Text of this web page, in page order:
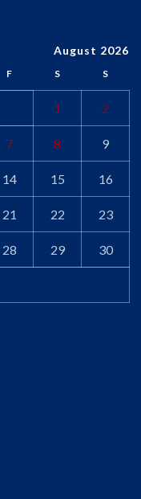
August 2026
F S S
1 2
7 8 9
14 15 16
21 22 23
28 29 30